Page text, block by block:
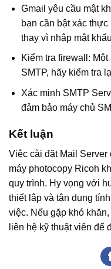
Gmail yêu cầu mật
bạn cần bật xác
thay vì nhập mật
Kiểm tra firewall:
SMTP, hãy kiểm tra
Xác minh SMTP
đảm bảo máy chủ
Kết luận
Việc cài đặt Mail
máy photocopy Ricoh
quy trình. Hy vọng với
thiết lập và tận dụng
việc. Nếu gặp khó
liên hệ kỹ thuật viên để